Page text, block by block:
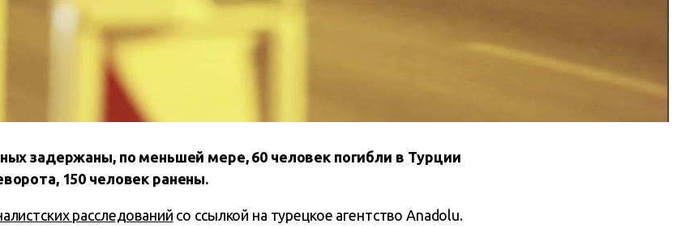
задержаны, по меньшей мере, 60 человек погибли в Турции
150 человек ранены.
расследований со ссылкой на турецкое агентство Anadolu.